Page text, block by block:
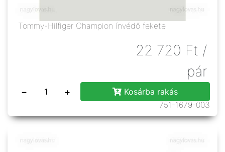
Tommy-Hilfiger Champion ínvédő fekete
22 720 Ft /
pár
− +
Kosárba rakás
751-1679-003